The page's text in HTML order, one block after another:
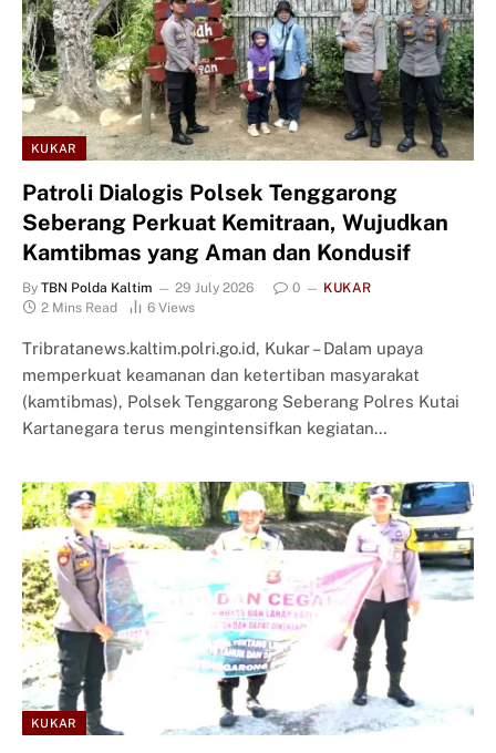
KUKAR
Patroli Dialogis Polsek Tenggarong
Seberang Perkuat Kemitraan, Wujudkan
Kamtibmas yang Aman dan Kondusif
By TBN Polda Kaltim 29 July 2026 0
KUKAR
2 Mins Read
6 Views
Tribratanews.kaltim.polri.go.id, Kukar – Dalam upaya
memperkuat keamanan dan ketertiban masyarakat
(kamtibmas), Polsek Tenggarong Seberang Polres Kutai
Kartanegara terus mengintensifkan kegiatan…
KUKAR